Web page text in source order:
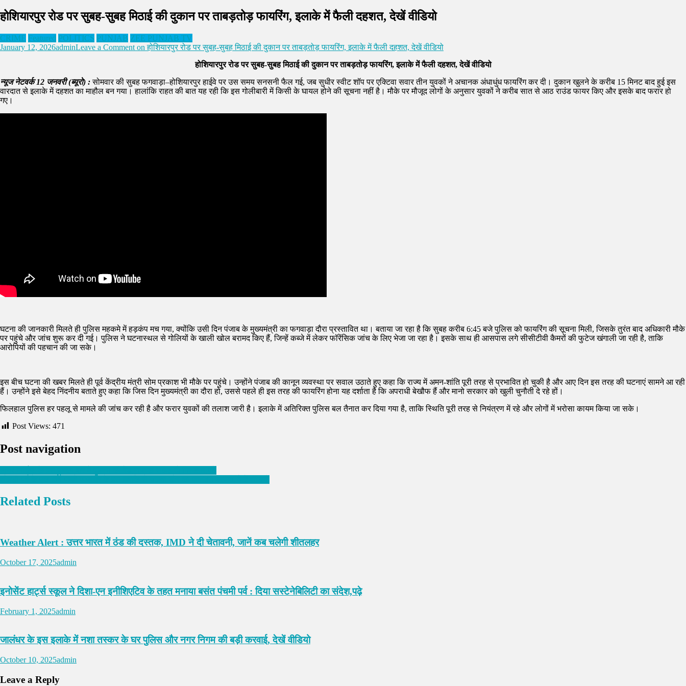
होशियारपुर रोड पर सुबह-सुबह मिठाई की दुकान पर ताबड़तोड़ फायरिंग, इलाके में फैली दहशत, देखें वीडियो
CRIME Featured POLITICS PUNJAB ZEE PUNJAB TV
January 12, 2026adminLeave a Comment on होशियारपुर रोड पर सुबह-सुबह मिठाई की दुकान पर ताबड़तोड़ फायरिंग, इलाके में फैली दहशत, देखें वीडियो
होशियारपुर रोड पर सुबह-सुबह मिठाई की दुकान पर ताबड़तोड़ फायरिंग, इलाके में फैली दहशत, देखें वीडियो
न्यूज नेटवर्क 12 जनवरी (ब्यूरो) : सोमवार की सुबह फगवाड़ा–होशियारपुर हाईवे पर उस समय सनसनी फैल गई, जब सुधीर स्वीट शॉप पर एक्टिवा सवार तीन युवकों ने अचानक अंधाधुंध फायरिंग कर दी। दुकान खुलने के करीब 15 मिनट बाद हुई इस
वारदात से इलाके में दहशत का माहौल बन गया। हालांकि राहत की बात यह रही कि इस गोलीबारी में किसी के घायल होने की सूचना नहीं है। मौके पर मौजूद लोगों के अनुसार युवकों ने करीब सात से आठ राउंड फायर किए और इसके बाद फरार हो
गए।
घटना की जानकारी मिलते ही पुलिस महकमे में हड़कंप मच गया, क्योंकि उसी दिन पंजाब के मुख्यमंत्री का फगवाड़ा दौरा प्रस्तावित था। बताया जा रहा है कि सुबह करीब 6:45 बजे पुलिस को फायरिंग की सूचना मिली, जिसके तुरंत बाद अधिकारी मौके
पर पहुंचे और जांच शुरू कर दी गई। पुलिस ने घटनास्थल से गोलियों के खाली खोल बरामद किए हैं, जिन्हें कब्जे में लेकर फॉरेंसिक जांच के लिए भेजा जा रहा है। इसके साथ ही आसपास लगे सीसीटीवी कैमरों की फुटेज खंगाली जा रही है, ताकि
आरोपियों की पहचान की जा सके।
इस बीच घटना की खबर मिलते ही पूर्व केंद्रीय मंत्री सोम प्रकाश भी मौके पर पहुंचे। उन्होंने पंजाब की कानून व्यवस्था पर सवाल उठाते हुए कहा कि राज्य में अमन-शांति पूरी तरह से प्रभावित हो चुकी है और आए दिन इस तरह की घटनाएं सामने आ रही
हैं। उन्होंने इसे बेहद निंदनीय बताते हुए कहा कि जिस दिन मुख्यमंत्री का दौरा हो, उससे पहले ही इस तरह की फायरिंग होना यह दर्शाता है कि अपराधी बेखौफ हैं और मानो सरकार को खुली चुनौती दे रहे हों।
फिलहाल पुलिस हर पहलू से मामले की जांच कर रही है और फरार युवकों की तलाश जारी है। इलाके में अतिरिक्त पुलिस बल तैनात कर दिया गया है, ताकि स्थिति पूरी तरह से नियंत्रण में रहे और लोगों में भरोसा कायम किया जा सके।
Post Views: 471
Post navigation
Related Posts
Weather Alert : उत्तर भारत में ठंड की दस्तक, IMD ने दी चेतावनी, जानें कब चलेगी शीतलहर
October 17, 2025admin
इनोसेंट हार्ट्स स्कूल ने दिशा-एन इनीशिएटिव के तहत मनाया बसंत पंचमी पर्व : दिया सस्टेनेबिलिटी का संदेश,पढ़े
February 1, 2025admin
जालंधर के इस इलाके में नशा तस्कर के घर पुलिस और नगर निगम की बड़ी करवाई, देखें वीडियो
October 10, 2025admin
Leave a Reply